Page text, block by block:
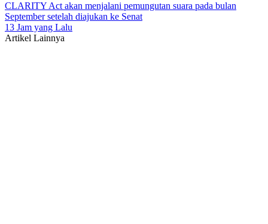
CLARITY Act akan menjalani pemungutan suara pada bulan
September setelah diajukan ke Senat
13 Jam yang Lalu
Artikel Lainnya